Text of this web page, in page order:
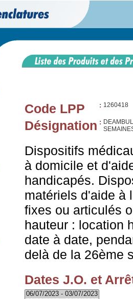
Code LPP : 1260418
Désignation :
Dispositifs
à domicile et
handicapés.
matériels d'aide à
fixes ou articulés
hauteur : location
date à date,
delà de la 26ème
Dates J.O. et